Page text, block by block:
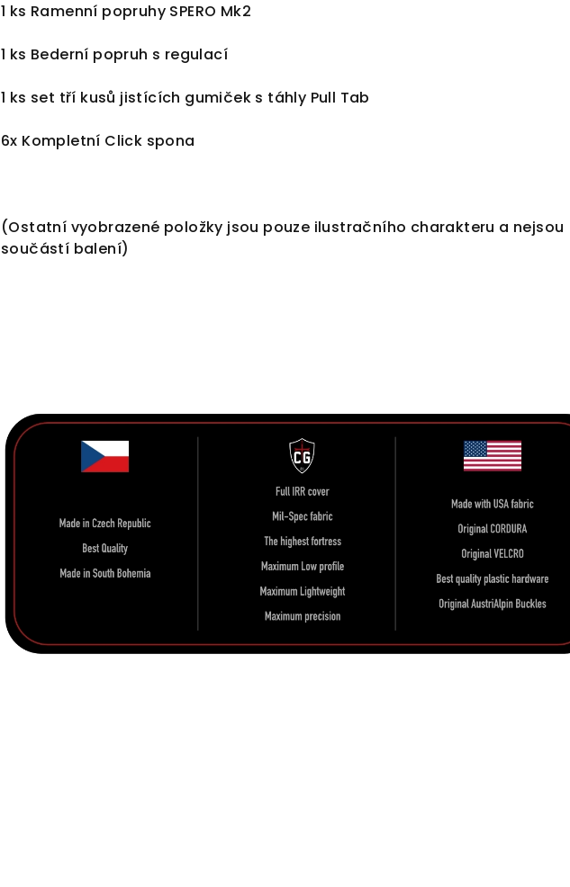
1 ks Ramenní popruhy SPERO Mk2
1 ks Bederní popruh s regulací
1 ks set tří kusů jistících gumiček s táhly Pull Tab
6x Kompletní Click spona
(Ostatní vyobrazené položky jsou pouze ilustračního charakteru a nejsou
součástí balení)